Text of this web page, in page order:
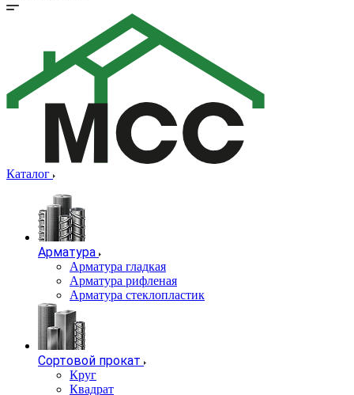
Каталог
Арматура
Арматура гладкая
Арматура рифленая
Арматура стеклопластик
Сортовой прокат
Круг
Квадрат